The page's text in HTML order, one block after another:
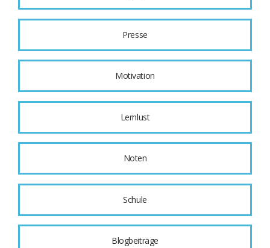
Presse
Motivation
Lernlust
Noten
Schule
Blogbeiträge